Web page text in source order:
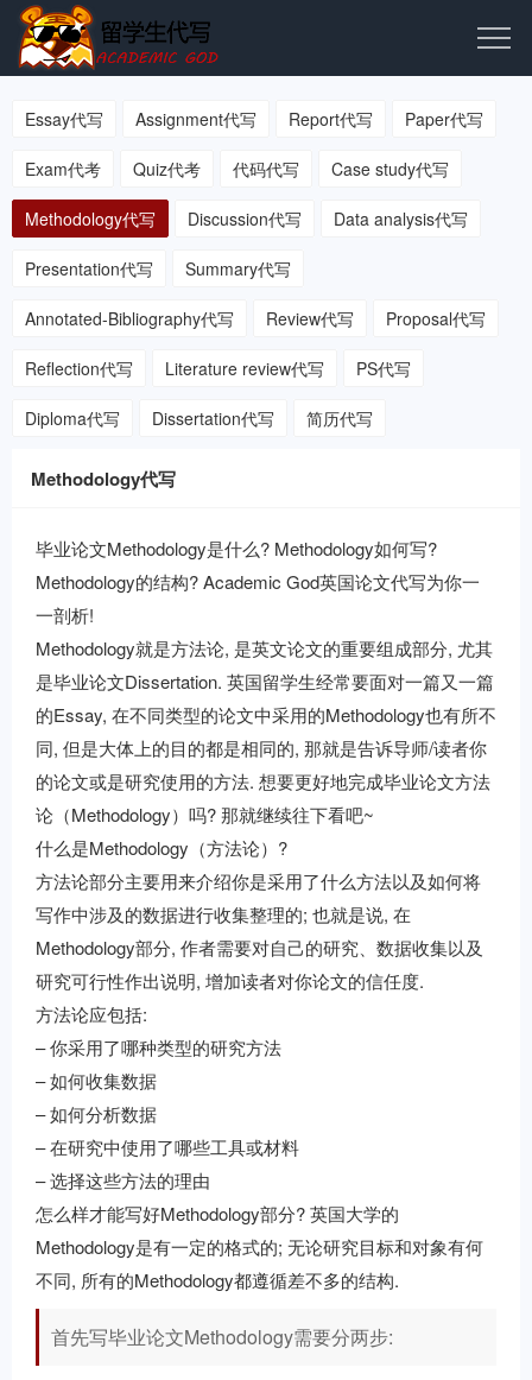
Essay代写 Assignment代写 Report代写 Paper代写
Exam代考 Quiz代考 代码代写 Case study代写
Methodology代写 Discussion代写 Data analysis代写
Presentation代写 Summary代写
Annotated-Bibliography代写 Review代写 Proposal代写
Reflection代写 Literature review代写 PS代写
Diploma代写 Dissertation代写 简历代写
Methodology代写
毕业论文Methodology是什么? Methodology如何写?
Methodology的结构? Academic God英国论文代写为你一
一剖析!
Methodology就是方法论, 是英文论文的重要组成部分, 尤其
是毕业论文Dissertation. 英国留学生经常要面对一篇又一篇
的Essay, 在不同类型的论文中采用的Methodology也有所不
同, 但是大体上的目的都是相同的, 那就是告诉导师/读者你
的论文或是研究使用的方法. 想要更好地完成毕业论文方法
论（Methodology）吗? 那就继续往下看吧~
什么是Methodology（方法论）?
方法论部分主要用来介绍你是采用了什么方法以及如何将
写作中涉及的数据进行收集整理的; 也就是说, 在
Methodology部分, 作者需要对自己的研究、数据收集以及
研究可行性作出说明, 增加读者对你论文的信任度.
方法论应包括:
– 你采用了哪种类型的研究方法
– 如何收集数据
– 如何分析数据
– 在研究中使用了哪些工具或材料
– 选择这些方法的理由
怎么样才能写好Methodology部分? 英国大学的
Methodology是有一定的格式的; 无论研究目标和对象有何
不同, 所有的Methodology都遵循差不多的结构.
首先写毕业论文Methodology需要分两步: